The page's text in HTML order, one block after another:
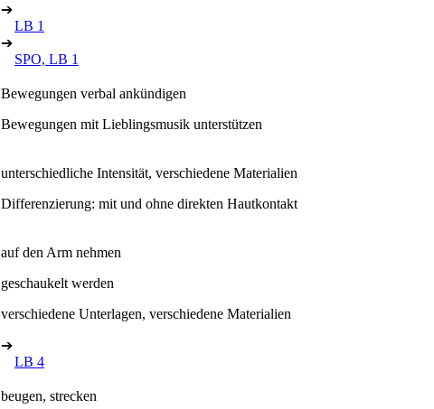
➔
LB 1
➔
SPO, LB 1
Bewegungen verbal ankündigen
Bewegungen mit Lieblingsmusik unterstützen
unterschiedliche Intensität, verschiedene Materialien
Differenzierung: mit und ohne direkten Hautkontakt
auf den Arm nehmen
geschaukelt werden
verschiedene Unterlagen, verschiedene Materialien
➔
LB 4
beugen, strecken